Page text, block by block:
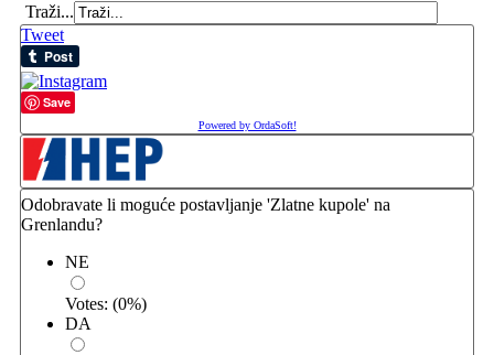
Traži...
Tweet
Save
Powered by OrdaSoft!
Odobravate li moguće postavljanje 'Zlatne kupole' na
Grenlandu?
NE
Votes: (0%)
DA